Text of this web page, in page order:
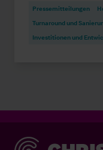
Pressemitteilungen
Turnaround und
Investitionen und
Christie & Co